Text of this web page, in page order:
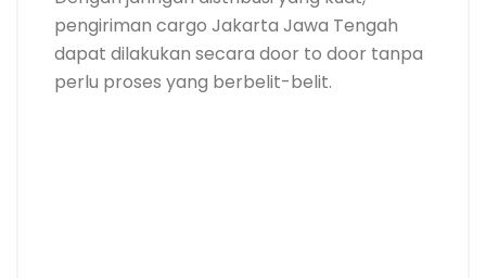
pengiriman cargo Jakarta Jawa Tengah
dapat dilakukan secara door to door tanpa
perlu proses yang berbelit-belit.